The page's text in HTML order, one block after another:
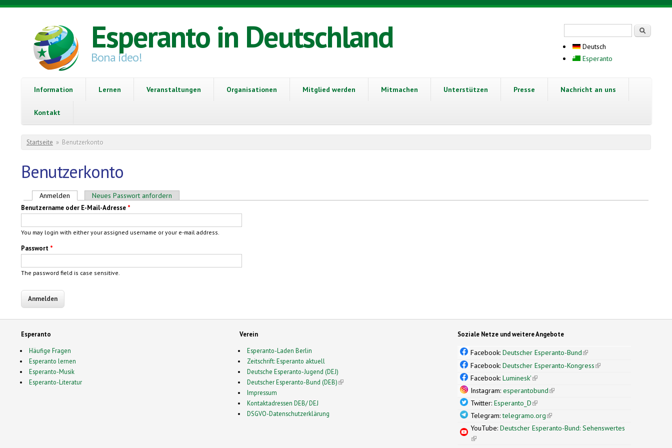
Direkt zum Inhalt
Esperanto in Deutschland
Bona ideo!
Deutsch
Esperanto
Information Lernen Veranstaltungen Organisationen Mitglied werden Mitmachen Unterstützen Presse Nachricht an uns
Kontakt
Sie sind hier
Startseite » Benutzerkonto
Benutzerkonto
Haupt-Reiter
Anmelden (aktiver Reiter)
Neues Passwort anfordern
Benutzername oder E-Mail-Adresse *
You may login with either your assigned username or your e-mail address.
Passwort *
The password field is case sensitive.
Esperanto
Häufige Fragen
Esperanto lernen
Esperanto-Musik
Esperanto-Literatur
Verein
Esperanto-Laden Berlin
Zeitschrift: Esperanto aktuell
Deutsche Esperanto-Jugend (DEJ)
Deutscher Esperanto-Bund (DEB)(link is external)
Impressum
Kontaktadressen DEB/ DEJ
DSGVO-Datenschutzerklärung
Soziale Netze und weitere Angebote
Facebook:Deutscher Esperanto-Bund(link is external)
Facebook:Deutscher Esperanto-Kongress(link is external)
Facebook:Luminesk'(link is external)
Instagram:esperantobund(link is external)
Twitter:Esperanto_D(link is external)
Telegram:telegramo.org(link is external)
YouTube:Deutscher Esperanto-Bund: Sehenswertes
(link is external)